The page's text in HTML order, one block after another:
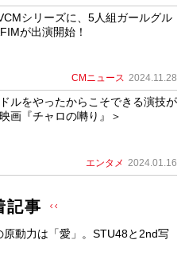
シリーズに、5人組ガールグル
が出演開始！
CMニュース 2024.11.28
ルをやったからこそできる演技が
画『チャロの囀り』＞
エンタメ 2024.01.16
記事
原動力は「愛」。STU48と2nd写